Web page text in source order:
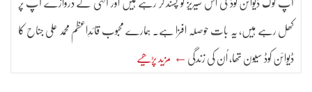
آپ لوگ ڈیوائن کوڈ کی اس سیریز کو پسند کر رہے ہیں اور آگہی کے دروازے آپ پر
کھل رہے ہیں، یہ بات حوصلہ افزا ہے۔ ہمارے محبوب قائدِاعظم محمد علی جناح کا
ڈیوائن کوڈ سیون تھا، اُن کی زندگی ← مزید پڑھیے